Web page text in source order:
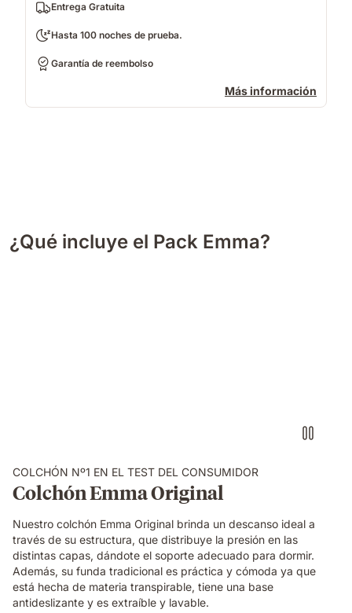
Entrega Gratuita
Hasta 100 noches de prueba.
Garantía de reembolso
Más información
¿Qué incluye el Pack Emma?
COLCHÓN Nº1 EN EL TEST DEL CONSUMIDOR
Colchón Emma Original
Nuestro colchón Emma Original brinda un descanso ideal a
través de su estructura, que distribuye la presión en las
distintas capas, dándote el soporte adecuado para dormir.
Además, su funda tradicional es práctica y cómoda ya que
está hecha de materia transpirable, tiene una base
antideslizante y es extraíble y lavable.